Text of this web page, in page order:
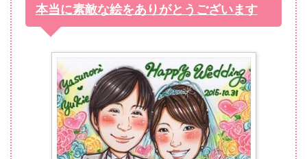
本当に素敵な絵をありがとうございます